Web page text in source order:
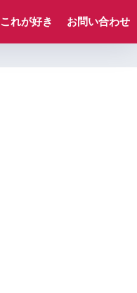
これが好き お問い合わせ